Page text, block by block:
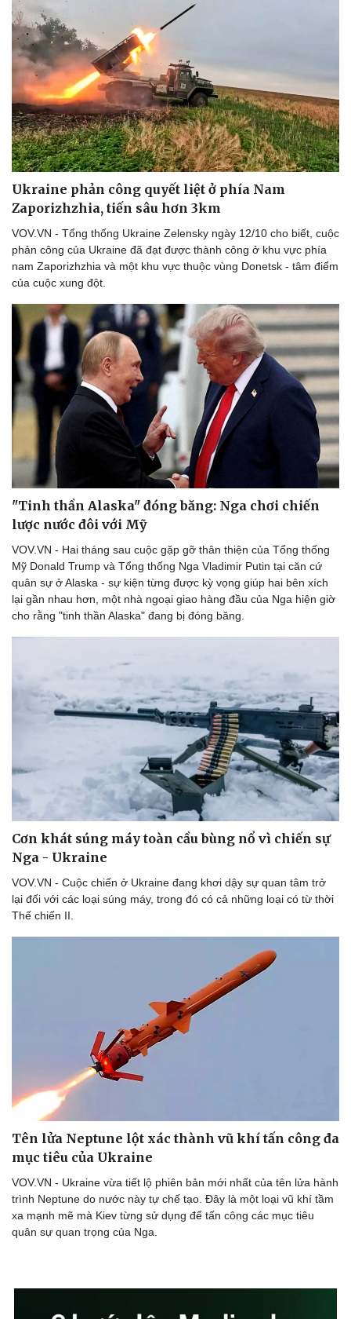
Doanh nghiệp
Thông tin doanh nghiệp
Doanh nghiệp 24h
Doanh nhân
Vì cộng đồng
Công nghệ
Sành điệu
Tin Công nghệ
Trải nghiệm
Chuyển đổi số
Dinh dưỡng - món ngon
Cây thuốc
Sản phụ khoa
Ăn sạch sống khỏe
Nhà đẹp
Blog
Ukraine phản công quyết liệt ở phía Nam
Zaporizhzhia, tiến sâu hơn 3km
VOV.VN - Tổng thống Ukraine Zelensky ngày 12/10 cho biết, cuộc
phản công của Ukraine đã đạt được thành công ở khu vực phía
nam Zaporizhzhia và một khu vực thuộc vùng Donetsk - tâm điểm
của cuộc xung đột.
"Tinh thần Alaska" đóng băng: Nga chơi chiến
lược nước đôi với Mỹ
VOV.VN - Hai tháng sau cuộc gặp gỡ thân thiện của Tổng thống
Mỹ Donald Trump và Tổng thống Nga Vladimir Putin tại căn cứ
quân sự ở Alaska - sự kiện từng được kỳ vọng giúp hai bên xích
lại gần nhau hơn, một nhà ngoại giao hàng đầu của Nga hiện giờ
cho rằng "tinh thần Alaska" đang bị đóng băng.
Cơn khát súng máy toàn cầu bùng nổ vì chiến sự
Nga - Ukraine
VOV.VN - Cuộc chiến ở Ukraine đang khơi dậy sự quan tâm trở
lại đối với các loại súng máy, trong đó có cả những loại có từ thời
Thế chiến II.
Tên lửa Neptune lột xác thành vũ khí tấn công đa
mục tiêu của Ukraine
VOV.VN - Ukraine vừa tiết lộ phiên bản mới nhất của tên lửa hành
trình Neptune do nước này tự chế tạo. Đây là một loại vũ khí tầm
xa mạnh mẽ mà Kiev từng sử dụng để tấn công các mục tiêu
quân sự quan trọng của Nga.